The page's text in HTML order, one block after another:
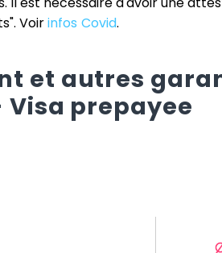
Voirinfos Covid.
et autres
prepayee